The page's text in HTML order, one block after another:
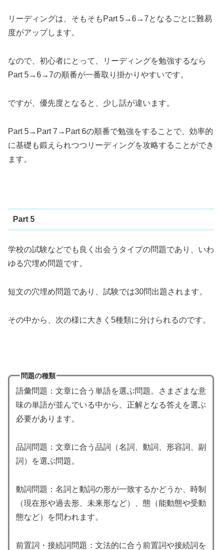
リーディングは、そもそもPart 5→6→7となるごとに難易
度がアップします。
なので、初心者にとって、リーディングを勉強するなら
Part 5→6→7の順番が一番取り掛かりやすいです。
ですが、優先度となると、少し話が違います。
Part 5→Part 7→Part 6の順番で勉強をすることで、効率的
に基礎も鍛えられつつリーディングを攻略することができ
ます。
Part 5
学校の試験などでも良く出会うタイプの問題であり、いわ
ゆる穴埋め問題です。
短文の穴埋め問題であり、試験では30問出題されます。
その中から、次の様に大きく5種類に分けられるのです。
問題の種類
語彙問題：文章に合う単語を選ぶ問題。さまざまな意
味の単語が並んでいる中から、正解となる答えを選ぶ
必要があります。
品詞問題：文章に合う品詞（名詞、動詞、形容詞、副
詞）を選ぶ問題。
動詞問題：名詞と動詞の形が一致するかどうか、時制
（現在形や過去形、未来形など）、態（能動態や受動
態など）を問われます。
前置詞・接続詞問題：文法的に合う前置詞や接続詞を